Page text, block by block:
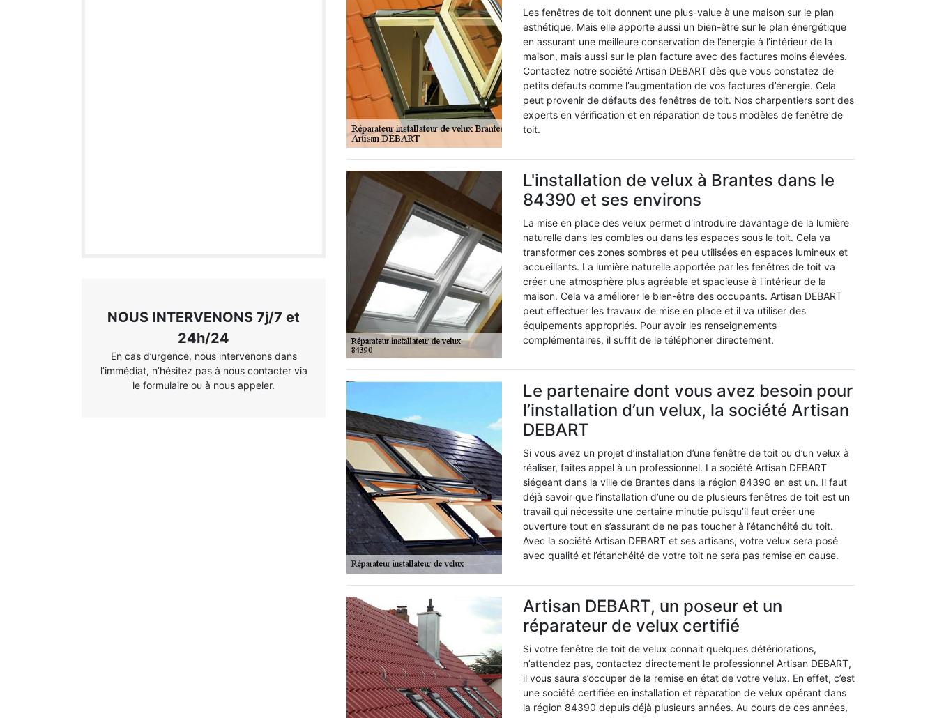
NOUS INTERVENONS 7j/7 et
24h/24
En cas d’urgence, nous intervenons dans
l’immédiat, n’hésitez pas à nous contacter via
le formulaire ou à nous appeler.
Les fenêtres de toit donnent une plus-value à une maison sur le plan
esthétique. Mais elle apporte aussi un bien-être sur le plan énergétique
en assurant une meilleure conservation de l’énergie à l’intérieur de la
maison, mais aussi sur le plan facture avec des factures moins élevées.
Contactez notre société Artisan DEBART dès que vous constatez de
petits défauts comme l’augmentation de vos factures d’énergie. Cela
peut provenir de défauts des fenêtres de toit. Nos charpentiers sont des
experts en vérification et en réparation de tous modèles de fenêtre de
toit.
L'installation de velux à Brantes dans le
84390 et ses environs
La mise en place des velux permet d'introduire davantage de la lumière
naturelle dans les combles ou dans les espaces sous le toit. Cela va
transformer ces zones sombres et peu utilisées en espaces lumineux et
accueillants. La lumière naturelle apportée par les fenêtres de toit va
créer une atmosphère plus agréable et spacieuse à l'intérieur de la
maison. Cela va améliorer le bien-être des occupants. Artisan DEBART
peut effectuer les travaux de mise en place et il va utiliser des
équipements appropriés. Pour avoir les renseignements
complémentaires, il suffit de le téléphoner directement.
Le partenaire dont vous avez besoin pour
l’installation d’un velux, la société Artisan
DEBART
Si vous avez un projet d’installation d’une fenêtre de toit ou d’un velux à
réaliser, faites appel à un professionnel. La société Artisan DEBART
siégeant dans la ville de Brantes dans la région 84390 en est un. Il faut
déjà savoir que l’installation d’une ou de plusieurs fenêtres de toit est un
travail qui nécessite une certaine minutie puisqu’il faut créer une
ouverture tout en s’assurant de ne pas toucher à l’étanchéité du toit.
Avec la société Artisan DEBART et ses artisans, votre velux sera posé
avec qualité et l’étanchéité de votre toit ne sera pas remise en cause.
Artisan DEBART, un poseur et un
réparateur de velux certifié
Si votre fenêtre de toit de velux connait quelques détériorations,
n’attendez pas, contactez directement le professionnel Artisan DEBART,
il vous saura s’occuper de la remise en état de votre velux. En effet, c’est
une société certifiée en installation et réparation de velux opérant dans
la région 84390 depuis déjà plusieurs années. Au cours de ces années,